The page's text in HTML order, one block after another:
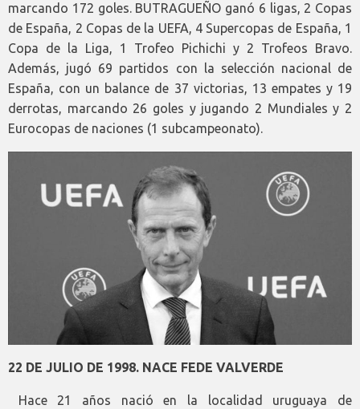
marcando 172 goles. BUTRAGUEÑO ganó 6 ligas, 2 Copas
de España, 2 Copas de la UEFA, 4 Supercopas de España, 1
Copa de la Liga, 1 Trofeo Pichichi y 2 Trofeos Bravo.
Además, jugó 69 partidos con la selección nacional de
España, con un balance de 37 victorias, 13 empates y 19
derrotas, marcando 26 goles y jugando 2 Mundiales y 2
Eurocopas de naciones (1 subcampeonato).
22 DE JULIO DE 1998. NACE FEDE VALVERDE
Hace 21 años nació en la localidad uruguaya de